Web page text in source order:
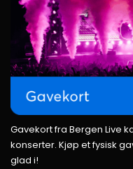
Gavekort fra Bergen Live
konserter. Kjøp et fysisk
glad i!